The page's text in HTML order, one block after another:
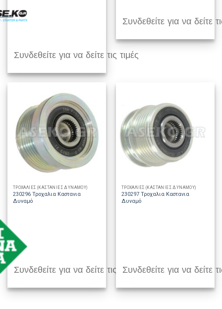
Συνδεθείτε για να δείτε τις τιμές
Συνδεθείτε για να δείτε
ΤΡΟΧΑΛΙΕΣ (ΚΑΣΤΑΝΙΕΣ ΔΥΝΑΜΟΥ)
230296 Τροχαλια Καστανια
Δυναμό
Συνδεθείτε για να δείτε τις τιμές
ΤΡΟΧΑΛΙΕΣ (ΚΑΣΤΑΝΙΕΣ ΔΥΝΑΜΟΥ)
230297 Τροχαλια Καστανια
Δυναμό
Συνδεθείτε για να δείτε